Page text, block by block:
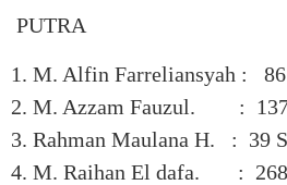
PUTRA
M. Alfin Farreliansyah : 86
M. Azzam Fauzul. : 137
Rahman Maulana H. : 39
M. Raihan El dafa. : 268